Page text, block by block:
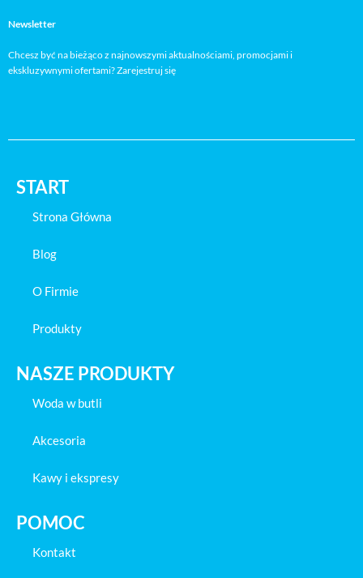
Newsletter
Chcesz być na bieżąco z najnowszymi aktualnościami, promocjami i
ekskluzywnymi ofertami? Zarejestruj się
START
Strona Główna
Blog
O Firmie
Produkty
NASZE PRODUKTY
Woda w butli
Akcesoria
Kawy i ekspresy
POMOC
Kontakt